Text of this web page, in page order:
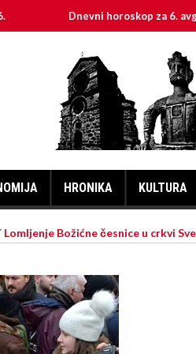
horoskop za 6. avgust 2026.
HRONIKA KULTURA
Lomljenje Božićne česnice u crkvi